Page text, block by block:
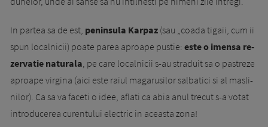
In partea sa de est, peninsula Karpaz (sau „coada tigaii, cum ii
spun localnicii) poate parea aproape pustie: este o imensa re­
zervatie naturala , pe care localnicii s-au straduit sa o pastreze
aproape virgina (aici este raiul magarusilor salbatici si al masli­
nilor). Ca sa va faceti o idee, aflati ca abia anul trecut s-a votat
introducerea curentului electric in aceasta zona!